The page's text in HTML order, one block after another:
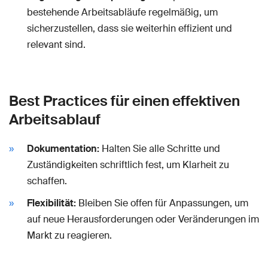
bestehende Arbeitsabläufe regelmäßig, um
sicherzustellen, dass sie weiterhin effizient und
relevant sind.
Best Practices für einen effektiven
Arbeitsablauf
Dokumentation: Halten Sie alle Schritte und
Zuständigkeiten schriftlich fest, um Klarheit zu
schaffen.
Flexibilität: Bleiben Sie offen für Anpassungen, um
auf neue Herausforderungen oder Veränderungen im
Markt zu reagieren.